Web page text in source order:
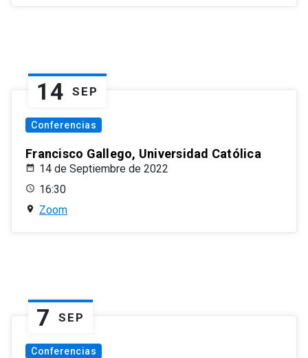
14 SEP
Conferencias
Francisco Gallego, Universidad Católica
14 de Septiembre de 2022
16:30
Zoom
7 SEP
Conferencias